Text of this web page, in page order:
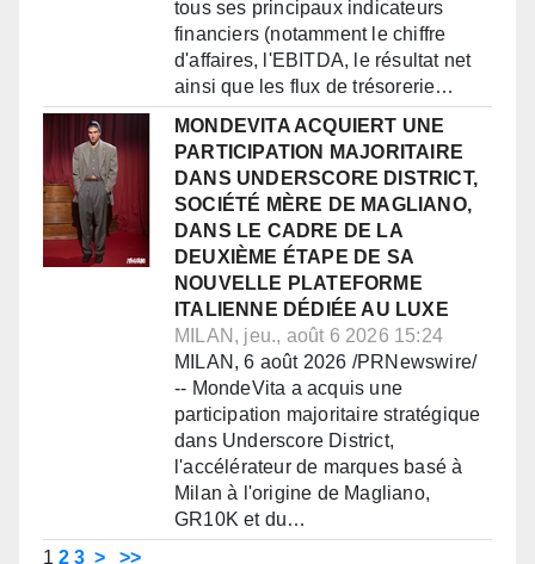
tous ses principaux indicateurs
financiers (notamment le chiffre
d'affaires, l'EBITDA, le résultat net
ainsi que les flux de trésorerie…
MONDEVITA ACQUIERT UNE
PARTICIPATION MAJORITAIRE
DANS UNDERSCORE DISTRICT,
SOCIÉTÉ MÈRE DE MAGLIANO,
DANS LE CADRE DE LA
DEUXIÈME ÉTAPE DE SA
NOUVELLE PLATEFORME
ITALIENNE DÉDIÉE AU LUXE
MILAN, jeu., août 6 2026 15:24
MILAN, 6 août 2026 /PRNewswire/
-- MondeVita a acquis une
participation majoritaire stratégique
dans Underscore District,
l'accélérateur de marques basé à
Milan à l'origine de Magliano,
GR10K et du…
1 2 3 > >>